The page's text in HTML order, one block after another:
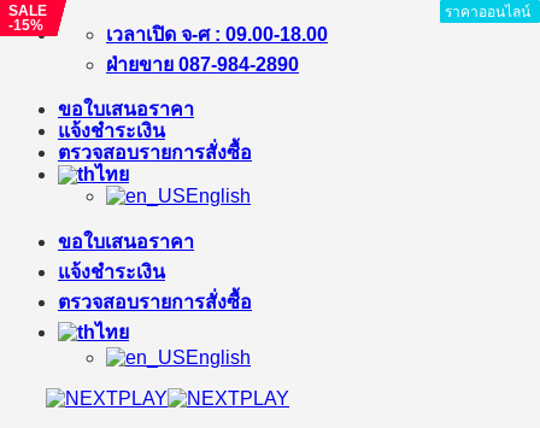
ข้าม
เนื้อหา
เวลาเปิด จ-ศ : 09.00-18.00
ฝ่ายขาย 087-984-2890
ขอใบเสนอราคา
แจ้งชำระเงิน
ตรวจสอบรายการสั่งซื้อ
ไทย
English
ขอใบเสนอราคา
แจ้งชำระเงิน
ตรวจสอบรายการสั่งซื้อ
ไทย
English
ราคาออนไลน์
SALE
-9%
ราคาออนไลน์
ราคาออนไลน์
SALE
-33%
ราคาออนไลน์
ราคาออนไลน์
SALE
-6%
ราคาออนไลน์
SALE
-22%
ราคาออนไลน์
SALE
-28%
ราคาออนไลน์
SALE
-15%